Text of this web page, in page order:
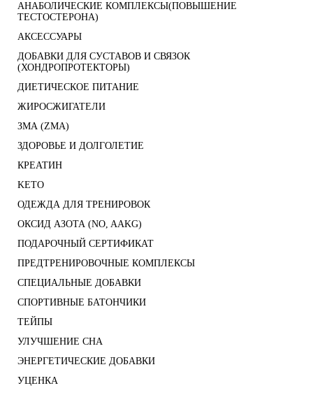
АНАБОЛИЧЕСКИЕ КОМПЛЕКСЫ(ПОВЫШЕНИЕ
ТЕСТОСТЕРОНА)
АКСЕССУАРЫ
ДОБАВКИ ДЛЯ СУСТАВОВ И СВЯЗОК
(ХОНДРОПРОТЕКТОРЫ)
ДИЕТИЧЕСКОЕ ПИТАНИЕ
ЖИРОСЖИГАТЕЛИ
ЗМА (ZMA)
ЗДОРОВЬЕ И ДОЛГОЛЕТИЕ
КРЕАТИН
KETO
ОДЕЖДА ДЛЯ ТРЕНИРОВОК
ОКСИД АЗОТА (NO, AAKG)
ПОДАРОЧНЫЙ СЕРТИФИКАТ
ПРЕДТРЕНИРОВОЧНЫЕ КОМПЛЕКСЫ
СПЕЦИАЛЬНЫЕ ДОБАВКИ
СПОРТИВНЫЕ БАТОНЧИКИ
ТЕЙПЫ
УЛУЧШЕНИЕ СНА
ЭНЕРГЕТИЧЕСКИЕ ДОБАВКИ
УЦЕНКА